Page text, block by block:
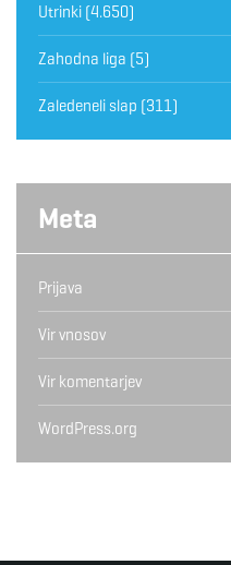
Utrinki (4.650)
Zahodna liga (5)
Zaledeneli slap (311)
Meta
Prijava
Vir vnosov
Vir komentarjev
WordPress.org